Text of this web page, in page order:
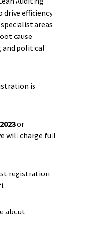
drive efficiency
areas
cause
and political
is
or
will charge full
registration
about